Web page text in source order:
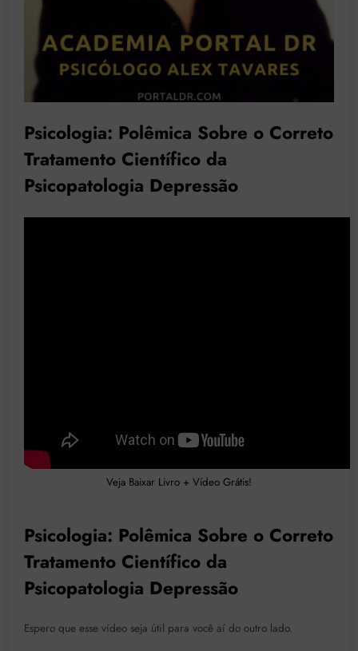
Psicologia: Polêmica Sobre o Correto
Tratamento Científico da
Psicopatologia Depressão
Veja Baixar Livro + Vídeo Grátis!
Psicologia: Polêmica Sobre o Correto
Tratamento Científico da
Psicopatologia Depressão
Espero que esse vídeo seja útil para você aí do outro lado.